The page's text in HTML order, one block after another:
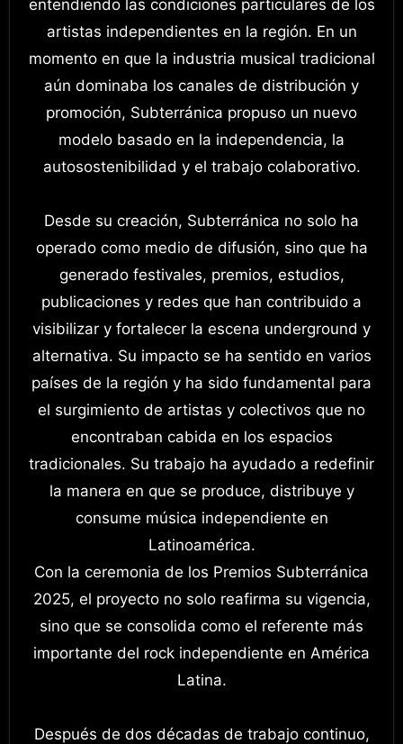
entendiendo las condiciones particulares de los
artistas independientes en la región. En un
momento en que la industria musical tradicional
aún dominaba los canales de distribución y
promoción, Subterránica propuso un nuevo
modelo basado en la independencia, la
autosostenibilidad y el trabajo colaborativo.
Desde su creación, Subterránica no solo ha
operado como medio de difusión, sino que ha
generado festivales, premios, estudios,
publicaciones y redes que han contribuido a
visibilizar y fortalecer la escena underground y
alternativa. Su impacto se ha sentido en varios
países de la región y ha sido fundamental para
el surgimiento de artistas y colectivos que no
encontraban cabida en los espacios
tradicionales. Su trabajo ha ayudado a redefinir
la manera en que se produce, distribuye y
consume música independiente en
Latinoamérica.
Con la ceremonia de los Premios Subterránica
2025, el proyecto no solo reafirma su vigencia,
sino que se consolida como el referente más
importante del rock independiente en América
Latina.
Después de dos décadas de trabajo continuo,